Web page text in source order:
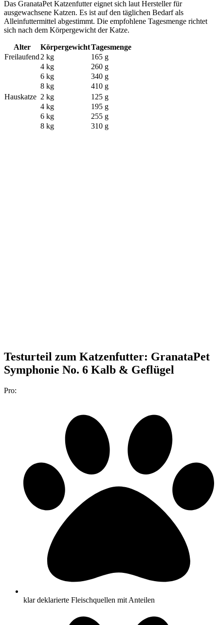
Das GranataPet Katzenfutter eignet sich laut Hersteller für
ausgewachsene Katzen. Es ist auf den täglichen Bedarf als
Alleinfuttermittel abgestimmt. Die empfohlene Tagesmenge richtet
sich nach dem Körpergewicht der Katze.
Alter KörpergewichtTagesmenge
Freilaufend 2 kg
165 g
4 kg
260 g
6 kg
340 g
8 kg
410 g
Hauskatze 2 kg
125 g
4 kg
195 g
6 kg
255 g
8 kg
310 g
Testurteil zum Katzenfutter: GranataPet
Symphonie No. 6 Kalb & Geflügel
Pro:
klar deklarierte Fleischquellen mit Anteilen